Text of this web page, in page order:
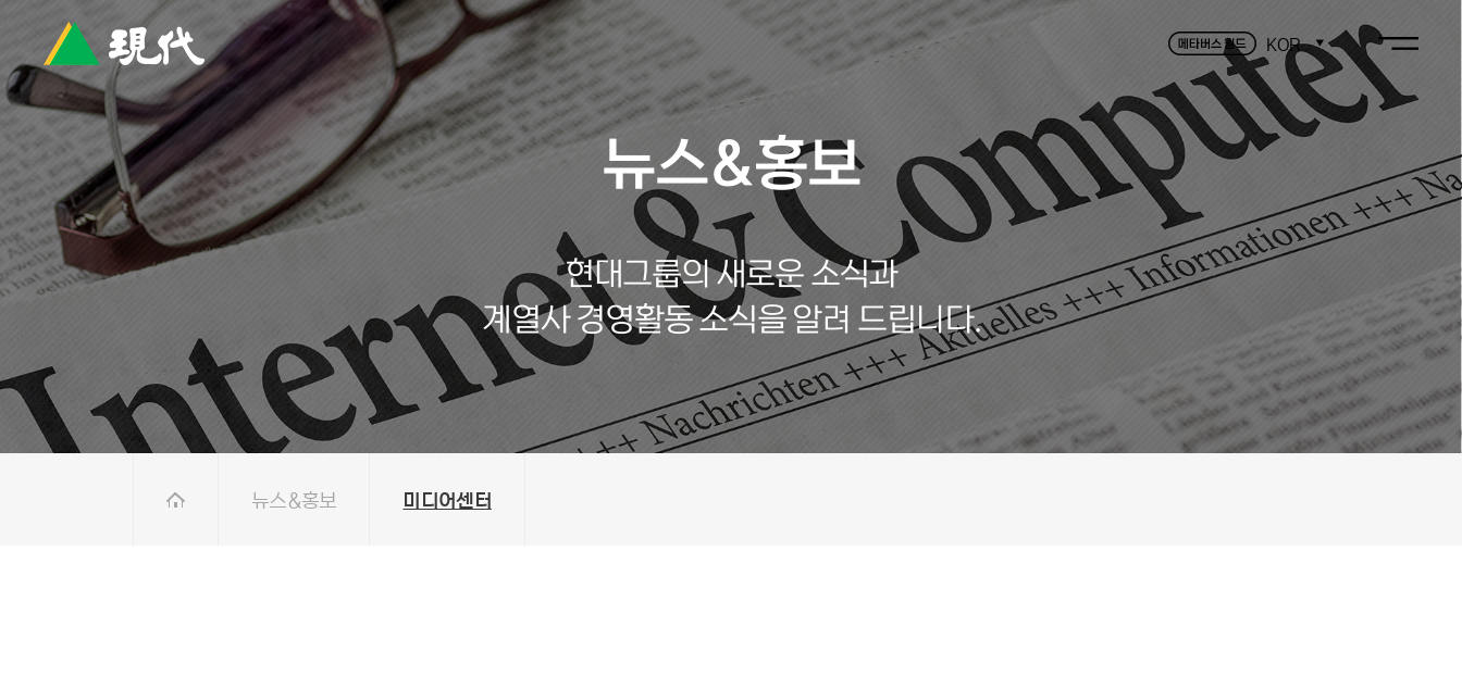
KOR
뉴스&홍보
현대그룹의 새로운 소식과
계열사 경영활동 소식을 알려 드립니다.
뉴스&홍보 미디어센터